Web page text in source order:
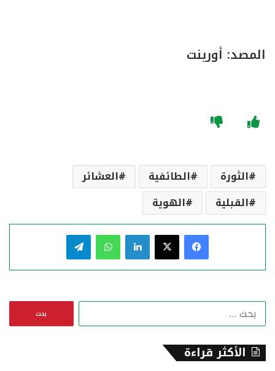
المصد: أورينت
الثورة الطائفية
العشائر
القبلية
الهوية
فيسبوك لينكدإن واتساب
الأكثر قراءة